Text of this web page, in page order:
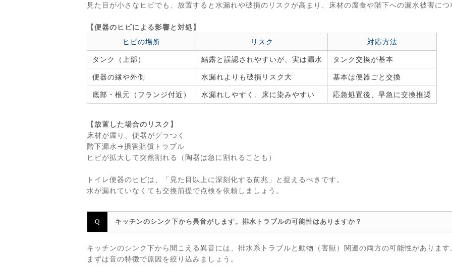
見た目が小さなヒビでも、放置すると水漏れや破損のリスクが高まり、床材の腐食や階下への漏水被害に
【便器のヒビによる影響と対処】
ヒビの場所
リスク 対応方法
タンク（上部） 結露と誤認されやすいが、実は漏水 タンク交換が基本
便器の縁や外側 水漏れよりも破損リスク大 基本は便器ごと交換
底部・根元（フランジ付近） 水漏れしやすく、床に染みやすい 応急処置後、早急に交換推奨
【放置した場合のリスク】
床材が腐り、便器がグラつく
階下漏水→損害賠償トラブル
ヒビが拡大して突然割れる（陶器は急に割れることも）
トイレ便器のヒビは、「見た目以上に深刻化する前兆」と捉えるべきです。
水が漏れていなくても交換前提で点検を依頼しましょう。
キッチンのシンク下から異音がします。排水トラブルの可能性はありますか？
キッチンのシンク下から聞こえる異音には、排水系トラブルと動物（害獣）関連の両方の可能性があります
まずは音の特徴で原因を絞り込みましょう。